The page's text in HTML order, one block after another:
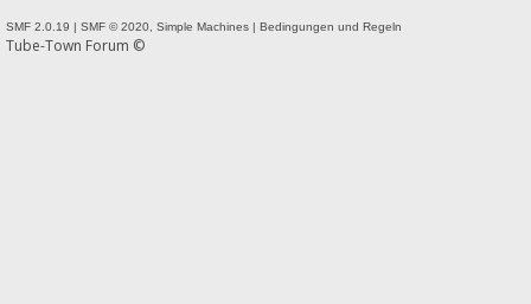
SMF 2.0.19 | SMF © 2020 Simple Machines | Bedingungen und Regeln
Tube-Town Forum ©